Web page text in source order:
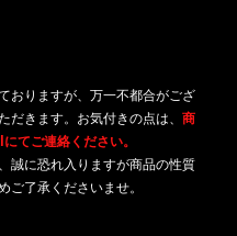
おりますが、万一不都合がござ
きます。お気付きの点は、 商
てご連絡ください。
誠に恐れ入りますが商品の性質
了承くださいませ。